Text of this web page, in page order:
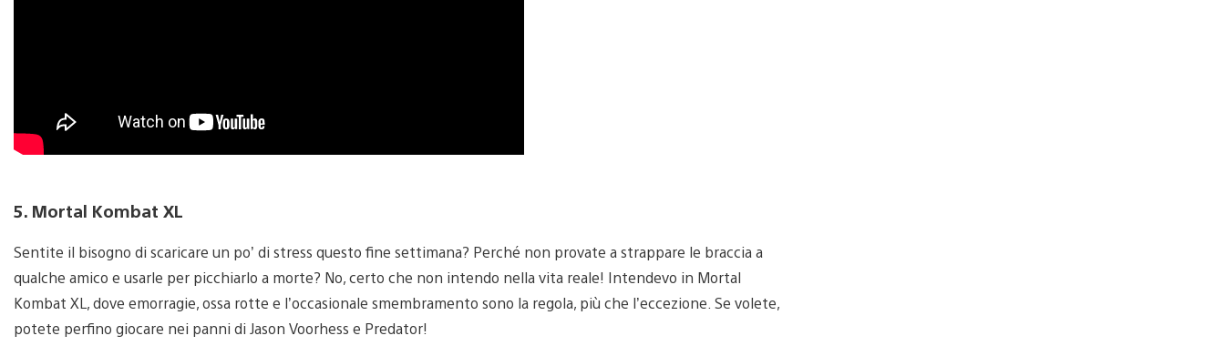
5. Mortal Kombat XL
Sentite il bisogno di scaricare un po’ di stress questo fine settimana? Perché non provate a strappare le braccia a
qualche amico e usarle per picchiarlo a morte? No, certo che non intendo nella vita reale! Intendevo in Mortal
Kombat XL, dove emorragie, ossa rotte e l’occasionale smembramento sono la regola, più che l’eccezione. Se volete,
potete perfino giocare nei panni di Jason Voorhess e Predator!